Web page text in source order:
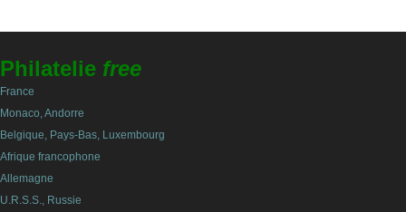
Philatelie free
France
Monaco, Andorre
Belgique, Pays-Bas, Luxembourg
Afrique francophone
Allemagne
U.R.S.S., Russie